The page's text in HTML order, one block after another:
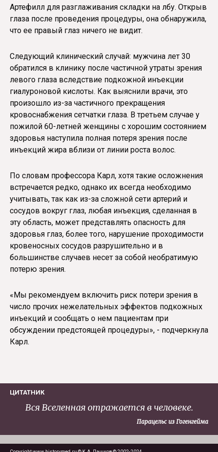
Артефилл для разглаживания складки на лбу. Открыв
глаза после проведения процедуры, она обнаружила,
что ее правый глаз ничего не видит.
Следующий клинический случай: мужчина лет 30
обратился в клинику после частичной утраты зрения
левого глаза вследствие подкожной инъекции
гиалуроновой кислоты. Как выяснили врачи, это
произошло из-за частичного прекращения
кровоснабжения сетчатки глаза. В третьем случае у
пожилой 60-летней женщины с хорошим состоянием
здоровья наступила полная потеря зрения после
инъекций жира вблизи от линии роста волос.
По словам профессора Карл, хотя такие осложнения
встречается редко, однако их всегда необходимо
учитывать, так как из-за сложной сети артерий и
сосудов вокруг глаз, любая инъекция, сделанная в
эту область, может представлять опасность для
здоровья глаз, более того, нарушение проходимости
кровеносных сосудов разрушительно и в
большинстве случаев несет за собой необратимую
потерю зрения.
«Мы рекомендуем включить риск потери зрения в
число прочих нежелательных эффектов подкожных
инъекций и сообщать о нем пациентам при
обсуждении предстоящей процедуры», - подчеркнула
Карл.
ЦИТАТНИК
Вся Вселенная отражается в человеке.
Парацельс из Гогенгейма